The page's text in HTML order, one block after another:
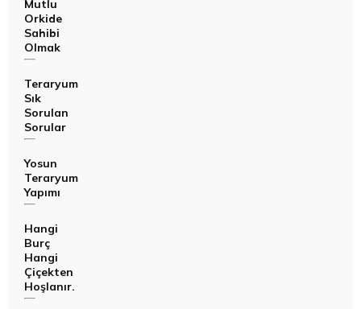
Mutlu
Orkide
Sahibi
Olmak
Teraryum
Sık
Sorulan
Sorular
Yosun
Teraryum
Yapımı
Hangi
Burç
Hangi
Çiçekten
Hoşlanır.